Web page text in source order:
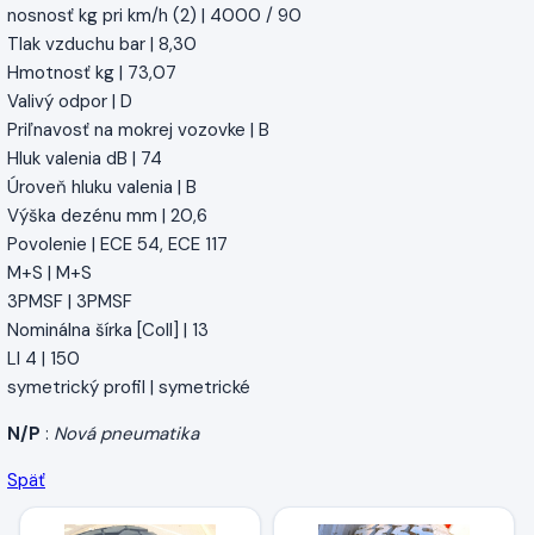
nosnosť kg pri km/h (2) | 4000 / 90
Tlak vzduchu bar | 8,30
Hmotnosť kg | 73,07
Valivý odpor | D
Priľnavosť na mokrej vozovke | B
Hluk valenia dB | 74
Úroveň hluku valenia | B
Výška dezénu mm | 20,6
Povolenie | ECE 54, ECE 117
M+S | M+S
3PMSF | 3PMSF
Nominálna šírka [Coll] | 13
LI 4 | 150
symetrický profil | symetrické
N/P : Nová pneumatika
Späť